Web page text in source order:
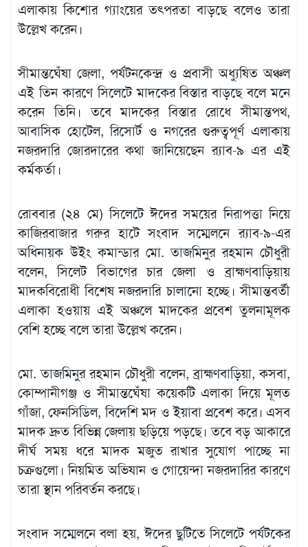
এলাকায় কিশোর গ্যাংয়ের তৎপরতা বাড়ছে বলেও তারা
উল্লেখ করেন।
সীমান্তঘেঁষা জেলা, পর্যটনকেন্দ্র ও প্রবাসী অধ্যুষিত অঞ্চল
এই তিন কারণে সিলেটে মাদকের বিস্তার বাড়ছে বলে মনে
করেন তিনি। তবে মাদকের বিস্তার রোধে সীমান্তপথ,
আবাসিক হোটেল, রিসোর্ট ও নগরের গুরুত্বপূর্ণ এলাকায়
নজরদারি জোরদারের কথা জানিয়েছেন র‌্যাব-৯ এর এই
কর্মকর্তা।
রোববার (২৪ মে) সিলেটে ঈদের সময়ের নিরাপত্তা নিয়ে
কাজিরবাজার গরুর হাটে সংবাদ সম্মেলনে র‌্যাব-৯-এর
অধিনায়ক উইং কমান্ডার মো. তাজমিনুর রহমান চৌধুরী
বলেন, সিলেট বিভাগের চার জেলা ও ব্রাহ্মণবাড়িয়ায়
মাদকবিরোধী বিশেষ নজরদারি চালানো হচ্ছে। সীমান্তবর্তী
এলাকা হওয়ায় এই অঞ্চলে মাদকের প্রবেশ তুলনামূলক
বেশি হচ্ছে বলে তারা উল্লেখ করেন।
মো. তাজমিনুর রহমান চৌধুরী বলেন, ব্রাহ্মণবাড়িয়া, কসবা,
কোম্পানীগঞ্জ ও সীমান্তঘেঁষা কয়েকটি এলাকা দিয়ে মূলত
গাঁজা, ফেনসিডিল, বিদেশি মদ ও ইয়াবা প্রবেশ করে। এসব
মাদক দ্রুত বিভিন্ন জেলায় ছড়িয়ে পড়ছে। তবে বড় আকারে
দীর্ঘ সময় ধরে মাদক মজুত রাখার সুযোগ পাচ্ছে না
চক্রগুলো। নিয়মিত অভিযান ও গোয়েন্দা নজরদারির কারণে
তারা স্থান পরিবর্তন করছে।
সংবাদ সম্মেলনে বলা হয়, ঈদের ছুটিতে সিলেটে পর্যটকের